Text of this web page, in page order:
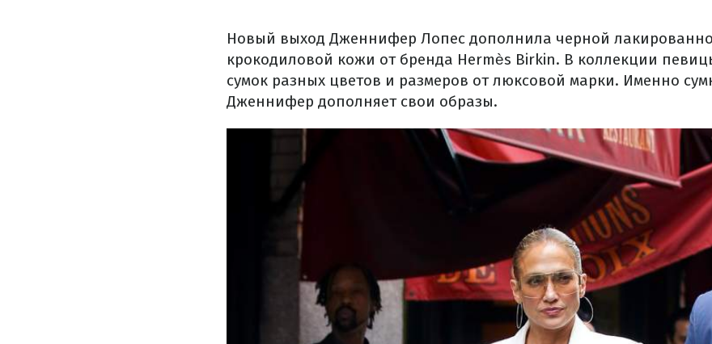
Новый выход Дженнифер Лопес дополнила черной
крокодиловой кожи от бренда Hermès Birkin. В коллекции
сумок разных цветов и размеров от люксовой марки. Именно
Дженнифер дополняет свои образы.